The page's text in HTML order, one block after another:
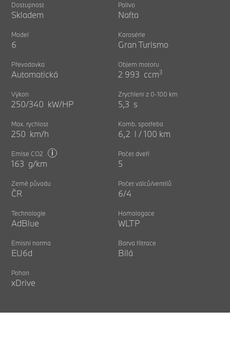
Dostupnost
Skladem
Palivo
Nafta
Model
6
Karosérie
Gran Turismo
Převodovka
Automatická
Objem motoru
2 993 ccm3
Výkon
250/340 kW/HP
Zrychlení z 0-100 km
5,3 s
Max. rychlost
250 km/h
Komb. spotřeba
6,2 l / 100 km
Emise CO2 i
163 g/km
Počet dveří
5
Země původu
ČR
Počet válců/ventilů
6/4
Technologie
AdBlue
Homologace
WLTP
Emisní norma
EU6d
Barva filtrace
Bílá
Pohon
xDrive